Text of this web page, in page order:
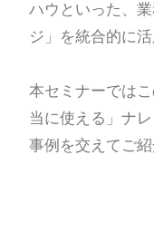
ハウといった、
ジ」を統合的に
本セミナーでは
当に使える」ナ
事例を交えてご紹